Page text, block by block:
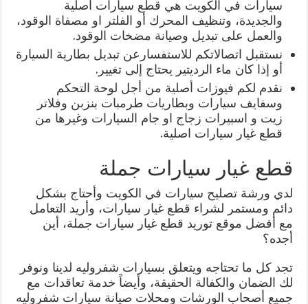
سيارات في الكويت هي قطع سيارات أصلية
والجديدة، وتنظيف المحرك أو الفلتر او مصفاة الوقود،
والعمل على تبديل وصيانة مضخات الوقود.
نستقبل اتصالاتكم للاستفسارعن تبديل بطارية السيارة
أو إذا كان ماء الرديتير يحتاج إلى تغيير.
نقدم لكم فيوزات أصلية من أجل لوحة التحكم
وسفايف سيارات وبطاريات طرمبات بنزبن وفلاتر
زيت و اسبيرات زجاج او جام السيارات وغيرها من
قطع غيار سيارات اصلية.
قطع غيار سيارات جملة
لدي ورشة تصليح سيارات في الكويت وأحتاج بشكل
دائم ومستمر لشراء قطع غيار سيارات، وأريد التعامل
مع أفضل موقع توريد قطع غيار سيارات جملة، أين
أجده؟
تجد كل ما تحتاجه ويتعلق بسيارات شفروليه لدينا ونوفر
لك الضمان والكفالة الحقيقة، وأيضاً خدمة تعاقدات مع
جميع أصحاب الورشات ومحلات صيانة سيارات شفروليه